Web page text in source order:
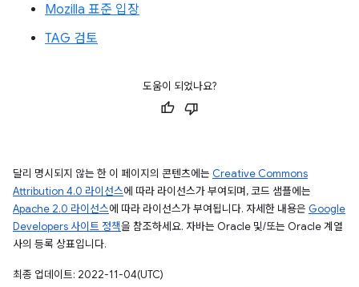
Mozilla 표준 입장
TAG 검토
도움이 되었나요?
달리 명시되지 않는 한 이 페이지의 콘텐츠에는 Creative Commons
Attribution 4.0 라이선스에 따라 라이선스가 부여되며, 코드 샘플에는
Apache 2.0 라이선스에 따라 라이선스가 부여됩니다. 자세한 내용은 Google
Developers 사이트 정책을 참조하세요. 자바는 Oracle 및/또는 Oracle 계열
사의 등록 상표입니다.
최종 업데이트: 2022-11-04(UTC)